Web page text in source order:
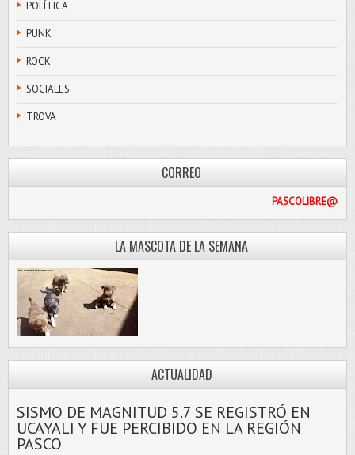
POLÍTICA
PUNK
ROCK
SOCIALES
TROVA
CORREO
LA MASCOTA DE LA SEMANA
ACTUALIDAD
SISMO DE MAGNITUD 5.7 SE REGISTRÓ EN
UCAYALI Y FUE PERCIBIDO EN LA REGIÓN
PASCO